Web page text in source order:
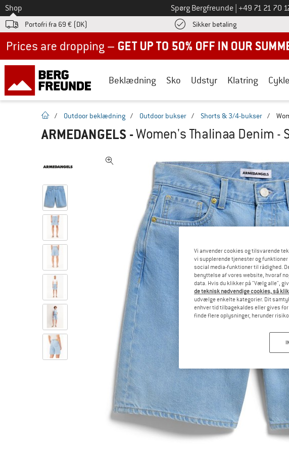
Til
Shop Spørg Bergfreunde Ring til os på
+49 71 21 70
Portofri fra 69 € (DK) Sikker betalingFind
Beklædning Sko Udstyr Klatring
Hjemmeside
/ Outdoor beklædning / Outdoor bukser / Shorts & 3/4-bukser /
ARMEDANGELS -Women's Thalinaa Denim -
Vi anvender cookies og tilsvarende
vi supplerende tjenester og
social media-funktioner til rådighed.
benyttelse af vores website, hvoraf
data. Hvis du klikker på "Vælg alle",
de teknisk nødvendige cookies, så
udvælge enkelte kategorier. Dit
enhver tid tilbagekaldes eller gives
finde flere oplysninger, herunder